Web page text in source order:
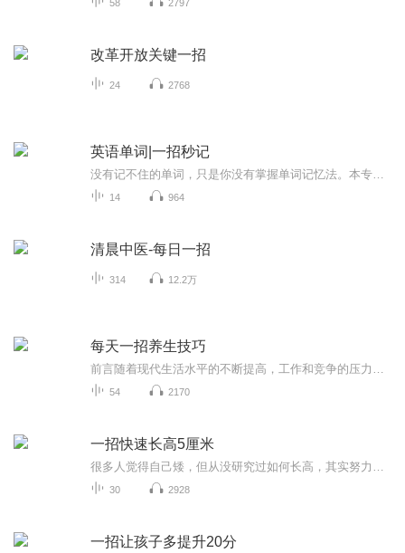
58 2797
改革开放关键一招
24 2768
英语单词|一招秒记
14 964
清晨中医-每日一招
314 12.2万
每天一招养生技巧
54 2170
一招快速长高5厘米
30 2928
一招让孩子多提升20分